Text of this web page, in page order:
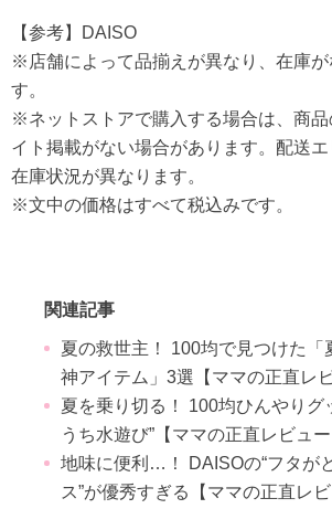
【参考】DAISO
※店舗によって品揃えが異なり、在庫が
す。
※ネットストアで購入する場合は、商
イト掲載がない場合があります。配送
在庫状況が異なります。
※文中の価格はすべて税込みです。
関連記事
夏の救世主！ 100均で見つけた「
神アイテム」3選【ママの正直レビ
夏を乗り切る！ 100均ひんやりグ
うち水遊び”【ママの正直レビュー
地味に便利…！ DAISOの“フタが
ス”が優秀すぎる【ママの正直レビ